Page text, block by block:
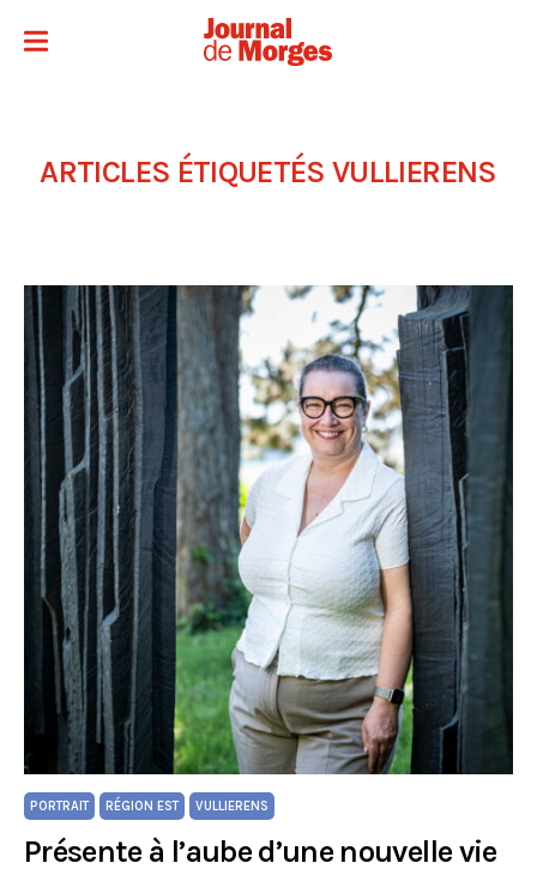
ARTICLES ÉTIQUETÉSVULLIERENS
PORTRAIT RÉGION EST VULLIERENS
Présente à l’aube d’une nouvelle vie